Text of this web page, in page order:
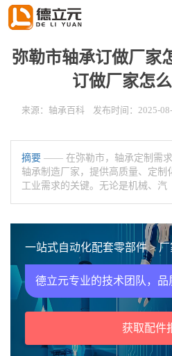
您的位置：首页
弥勒市轴承订做厂家
订做厂家怎
来源：轴承百科 发布时间：2025-
摘要 —— 在弥勒市，轴承定制需
轴承制造厂家，提供高质量、定制
工业需求的关键。无论是机械、汽
一站式自动化配套零部件 >
德立元专业的技术团队，品
获取配件